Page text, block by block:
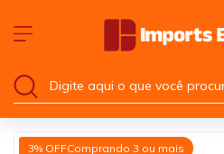
3% OFFComprando 3 ou mais